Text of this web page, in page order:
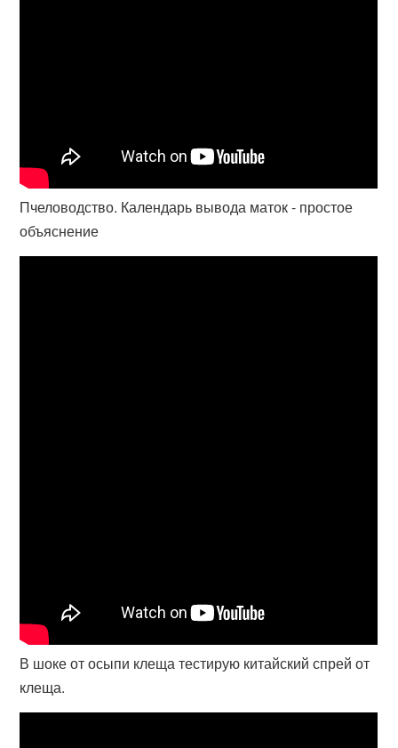
Пчеловодство. Календарь вывода маток - простое
объяснение
В шоке от осыпи клеща тестирую китайский спрей от
клеща.